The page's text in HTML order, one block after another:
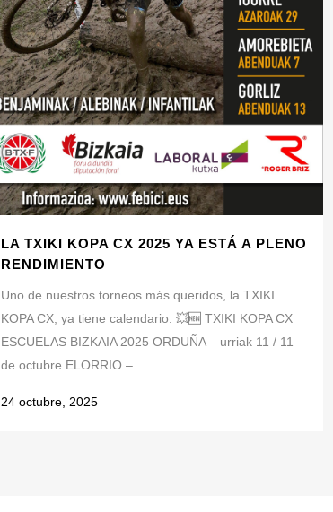
LA TXIKI KOPA CX 2025 YA ESTÁ A PLENO
RENDIMIENTO
Uno de nuestros torneos más queridos, la TXIKI
KOPA CX, ya tiene calendario. 💥🆕 TXIKI KOPA CX
ESCUELAS BIZKAIA 2025 ORDUÑA – urriak 11 / 11
de octubre ELORRIO –......
24 octubre, 2025